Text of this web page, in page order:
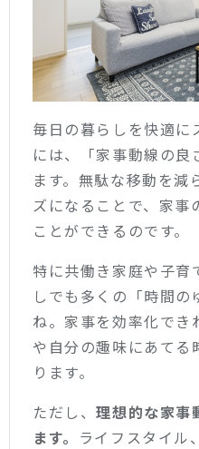
毎日の暮らしを快適に
には、「家事動線の良
ます。無駄な移動を減
ズになることで、家事
ことができるのです。
特に共働き家庭や子育
しでも多くの「時間
ね。家事を効率化でき
や自分の趣味にあてる
ります。
ただし、理想的な家事
ます。 ライフスタイル